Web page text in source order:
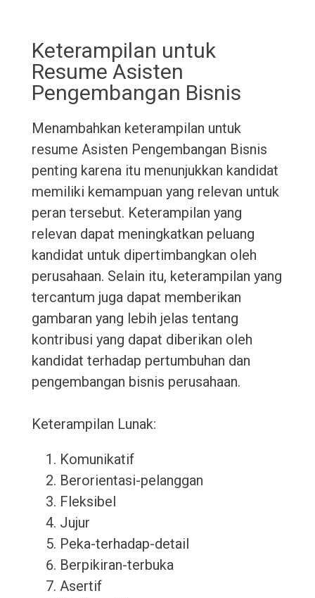
Keterampilan untuk
Resume Asisten
Pengembangan Bisnis
Menambahkan keterampilan untuk
resume Asisten Pengembangan Bisnis
penting karena itu menunjukkan kandidat
memiliki kemampuan yang relevan untuk
peran tersebut. Keterampilan yang
relevan dapat meningkatkan peluang
kandidat untuk dipertimbangkan oleh
perusahaan. Selain itu, keterampilan yang
tercantum juga dapat memberikan
gambaran yang lebih jelas tentang
kontribusi yang dapat diberikan oleh
kandidat terhadap pertumbuhan dan
pengembangan bisnis perusahaan.
Keterampilan Lunak:
Komunikatif
Berorientasi-pelanggan
Fleksibel
Jujur
Peka-terhadap-detail
Berpikiran-terbuka
Asertif